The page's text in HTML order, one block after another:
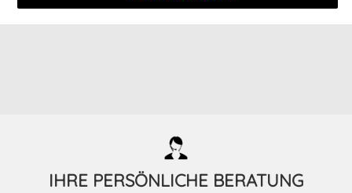
IHRE PERSÖNLICHE BERATUNG